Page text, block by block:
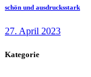
schön und ausdrucksstark
27. April 2023
Kategorie